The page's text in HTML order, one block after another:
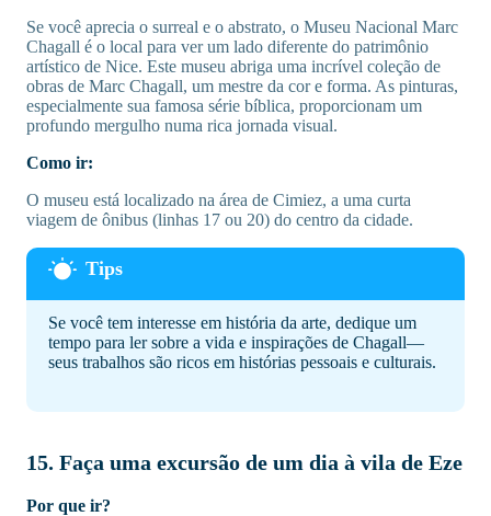
Se você aprecia o surreal e o abstrato, o Museu Nacional Marc
Chagall é o local para ver um lado diferente do patrimônio
artístico de Nice. Este museu abriga uma incrível coleção de
obras de Marc Chagall, um mestre da cor e forma. As pinturas,
especialmente sua famosa série bíblica, proporcionam um
profundo mergulho numa rica jornada visual.
Como ir:
O museu está localizado na área de Cimiez, a uma curta
viagem de ônibus (linhas 17 ou 20) do centro da cidade.
Se você tem interesse em história da arte, dedique um
tempo para ler sobre a vida e inspirações de Chagall—
seus trabalhos são ricos em histórias pessoais e culturais.
15. Faça uma excursão de um dia à vila de Eze
Por que ir?